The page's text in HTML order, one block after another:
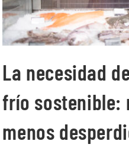
La necesidad
frío sostenible:
menos